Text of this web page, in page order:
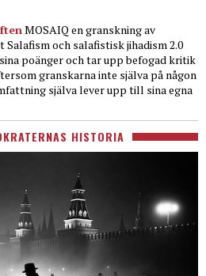
MOSAIQ en granskning av
och salafistisk jihadism 2.0
poänger och tar upp befogad kritik
granskarna inte själva på någon
själva lever upp till sina egna
HISTORIA